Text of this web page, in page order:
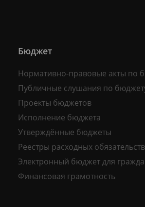
Бюджет
Нормативно-правовые акты по
Публичные слушания по
Проекты бюджетов
Исполнение бюджета
Утверждённые бюджеты
Реестры расходных обязательств
Электронный бюджет для
Финансовая грамотность